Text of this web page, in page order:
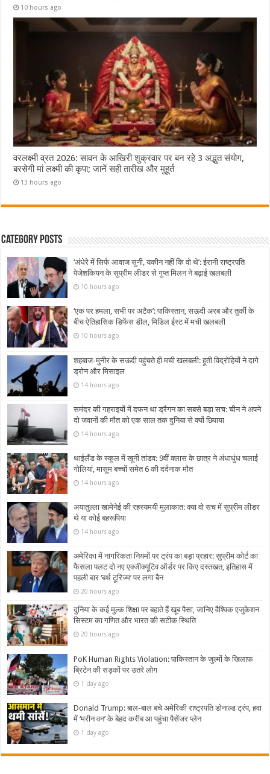
10 hours ago
वरलक्ष्मी व्रत 2026: सावन के आखिरी शुक्रवार पर बन रहे 3 अद्भुत संयोग,
बरसेगी मां लक्ष्मी की कृपा; जानें सही तारीख और मुहूर्त
13 hours ago
Category Posts
‘अंधेरे में सिर्फ आवाज सुनी, यकीन नहीं कि वो थे’: ईरानी राष्ट्रपति
पेजेशकियन के सुप्रीम लीडर से गुप्त मिलन ने बढ़ाई खलबली
10 hours ago
‘एक पर हमला, सभी पर अटैक’: पाकिस्तान, सऊदी अरब और तुर्की के
बीच ऐतिहासिक डिफेंस डील, मिडिल ईस्ट में मची खलबली
10 hours ago
शहबाज-मुनीर के सऊदी पहुंचते ही मची खलबली: हूती विद्रोहियों ने दागे
ड्रोन और मिसाइल
14 hours ago
समंदर की गहराइयों में दफन था ड्रैगन का सबसे बड़ा सच: चीन ने अपने
दो जवानों की मौत को एक साल तक दुनिया से क्यों छिपाया
14 hours ago
थाईलैंड के स्कूल में खूनी तांडव: 9वीं क्लास के छात्र ने अंधाधुंध चलाई
गोलियां, मासूम बच्चों समेत 6 की दर्दनाक मौत
14 hours ago
अयातुल्ला खामेनेई की रहस्यमयी मुलाकात: क्या वो सच में सुप्रीम लीडर
थे या कोई बहरूपिया
14 hours ago
अमेरिका में नागरिकता नियमों पर ट्रंप का बड़ा प्रहार: सुप्रीम कोर्ट का
फैसला पलट दो नए एक्जीक्यूटिव ऑर्डर पर किए दस्तखत, इतिहास में
पहली बार ‘बर्थ टूरिज्म’ पर लगा बैन
20 hours ago
दुनिया के कई मुल्क शिक्षा पर बहाते हैं खूब पैसा, जानिए वैश्विक एजुकेशन
सिस्टम का गणित और भारत की सटीक स्थिति
20 hours ago
PoK Human Rights Violation: पाकिस्तान के जुल्मों के खिलाफ
ब्रिटेन की सड़कों पर उतरे लोग
1 day ago
Donald Trump: बाल-बाल बचे अमेरिकी राष्ट्रपति डोनाल्ड ट्रंप, हवा
में ‘मरीन वन’ के बेहद करीब आ पहुंचा पैसेंजर प्लेन
1 day ago